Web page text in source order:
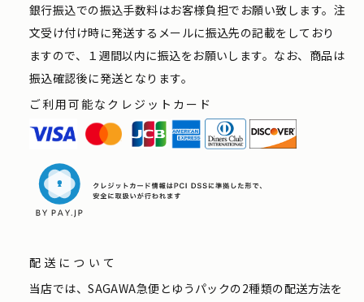
銀行振込での振込手数料はお客様負担でお願い致します。注
文受け付け時に発送するメールに振込先の記載をしており
ますので、１週間以内に振込をお願いします。なお、商品は
振込確認後に発送となります。
ご利用可能なクレジットカード
配送について
当店では、SAGAWA急便とゆうパックの2種類の配送方法を